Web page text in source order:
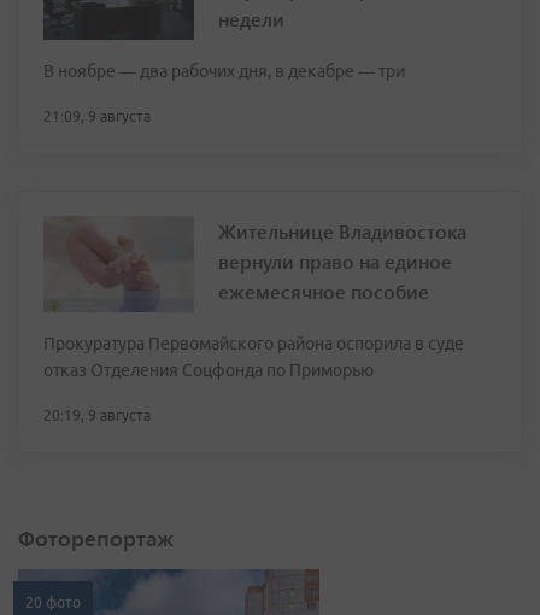
недели
В ноябре — два рабочих дня, в декабре — три
21:09, 9 августа
Жительнице Владивостока
вернули право на единое
ежемесячное пособие
Прокуратура Первомайского района оспорила в суде
отказ Отделения Соцфонда по Приморью
20:19, 9 августа
Фоторепортаж
20 фото